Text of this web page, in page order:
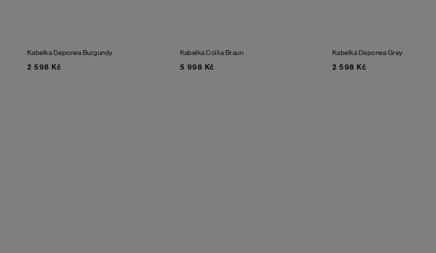
Kabelka Deponea Burgundy
2 598 Kč
Kabelka Collia Braun
5 998 Kč
Kabelka DeponeaGrey
2 598 Kč